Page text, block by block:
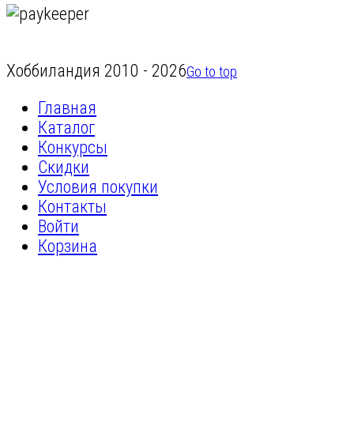
Хоббиландия 2010 - 2026Go to top
Главная
Каталог
Конкурсы
Скидки
Условия покупки
Контакты
Войти
Корзина